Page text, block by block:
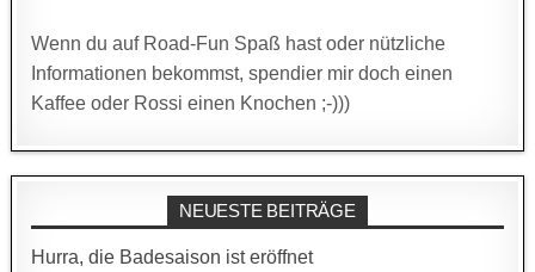
Wenn du auf Road-Fun Spaß hast oder nützliche
Informationen bekommst, spendier mir doch einen
Kaffee oder Rossi einen Knochen ;-)))
NEUESTE BEITRÄGE
Hurra, die Badesaison ist eröffnet